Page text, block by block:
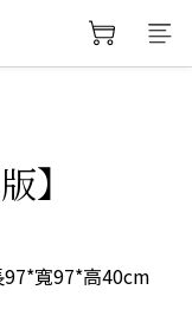
】
寬97*高40cm